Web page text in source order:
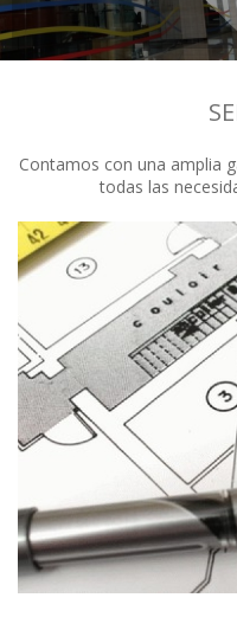
Contamos con una amplia
todas las